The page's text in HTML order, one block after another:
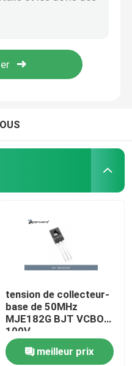
l'ordre
de C.C
tension de collecteur-
base de 50MHz
MJE182G BJT VCBO
100V
meilleur prix